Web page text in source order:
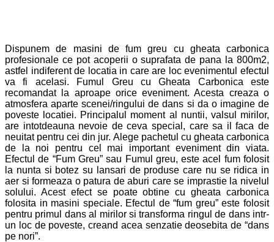
Dispunem de masini de fum greu cu gheata carbonica
profesionale ce pot acoperii o suprafata de pana la 800m2,
astfel indiferent de locatia in care are loc evenimentul efectul
va fi acelasi. Fumul Greu cu Gheata Carbonica este
recomandat la aproape orice eveniment. Acesta creaza o
atmosfera aparte scenei/ringului de dans si da o imagine de
poveste locatiei. Principalul moment al nuntii, valsul mirilor,
are intotdeauna nevoie de ceva special, care sa il faca de
neuitat pentru cei din jur. Alege pachetul cu gheata carbonica
de la noi pentru cel mai important eveniment din viata.
Efectul de “Fum Greu” sau Fumul greu, este acel fum folosit
la nunta si botez su lansari de produse care nu se ridica in
aer si formeaza o patura de aburi care se imprastie la nivelul
solului. Acest efect se poate obtine cu gheata carbonica
folosita in masini speciale. Efectul de “fum greu” este folosit
pentru primul dans al mirilor si transforma ringul de dans intr-
un loc de poveste, creand acea senzatie deosebita de “dans
pe nori”.